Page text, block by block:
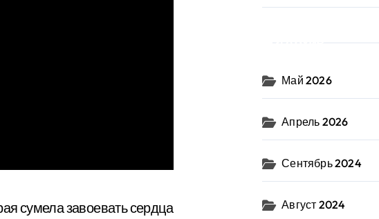
сумела завоевать сердца
Май 2026
Апрель 2026
Сентябрь 2024
Август 2024